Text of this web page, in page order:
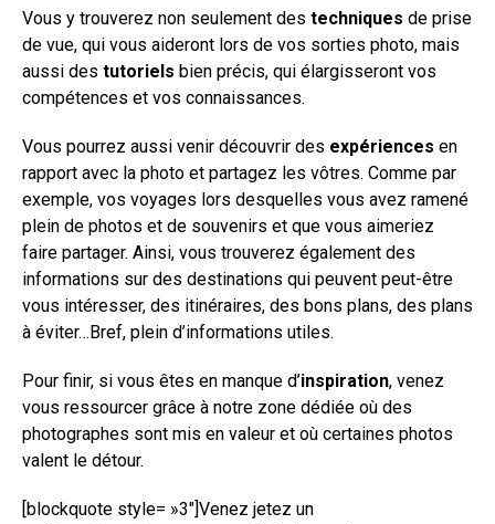
Vous y trouverez non seulement des techniques de prise
de vue, qui vous aideront lors de vos sorties photo, mais
aussi des tutoriels bien précis, qui élargisseront vos
compétences et vos connaissances.
Vous pourrez aussi venir découvrir des expériences en
rapport avec la photo et partagez les vôtres. Comme par
exemple, vos voyages lors desquelles vous avez ramené
plein de photos et de souvenirs et que vous aimeriez
faire partager. Ainsi, vous trouverez également des
informations sur des destinations qui peuvent peut-être
vous intéresser, des itinéraires, des bons plans, des plans
à éviter…Bref, plein d’informations utiles.
Pour finir, si vous êtes en manque d’inspiration, venez
vous ressourcer grâce à notre zone dédiée où des
photographes sont mis en valeur et où certaines photos
valent le détour.
[blockquote style= »3″]Venez jetez un